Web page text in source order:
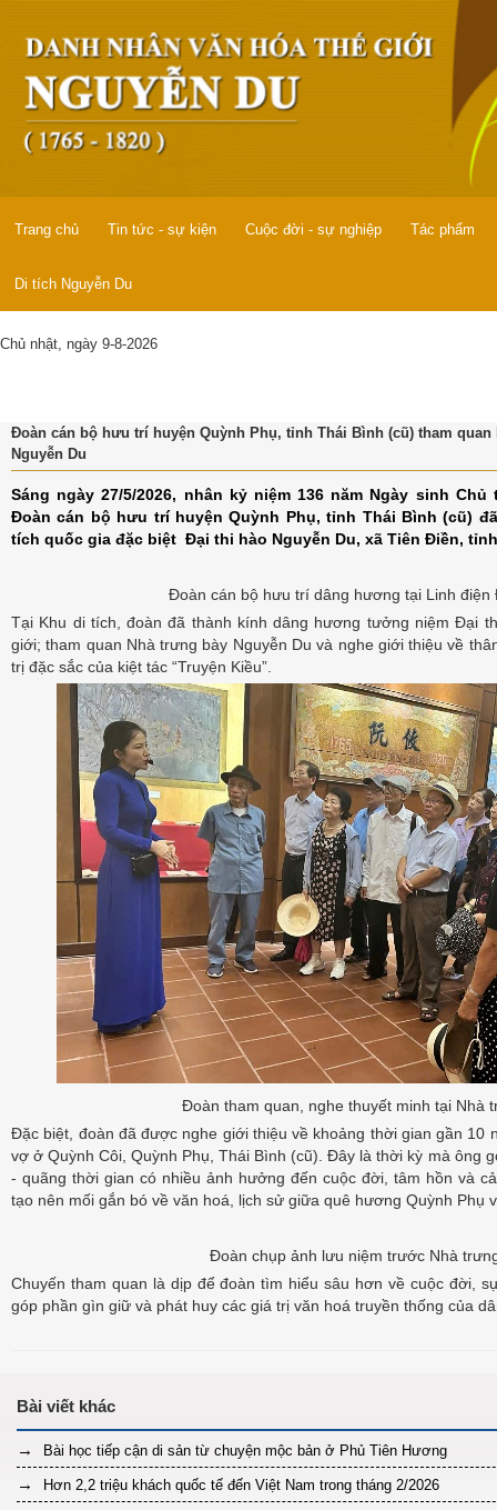
Trang chủ Tin tức - sự kiện Cuộc đời - sự nghiệp Tác phẩm
Di tích Nguyễn Du
Chủ nhật, ngày 9-8-2026
Đoàn cán bộ hưu trí huyện Quỳnh Phụ, tỉnh Thái Bình (cũ) tham
Nguyễn Du
Sáng ngày 27/5/2026, nhân kỷ niệm 136 năm Ngày sinh Chủ
Đoàn cán bộ hưu trí huyện Quỳnh Phụ, tỉnh Thái Bình (cũ)
tích quốc gia đặc biệt Đại thi hào Nguyễn Du, xã Tiên Điền,
Đoàn cán bộ hưu trí dâng hương tại Linh điện
Tại Khu di tích, đoàn đã thành kính dâng hương tưởng niệm Đại
giới; tham quan Nhà trưng bày Nguyễn Du và nghe giới thiệu về
trị đặc sắc của kiệt tác “Truyện Kiều”.
Đoàn tham quan, nghe thuyết minh tại Nhà
Đặc biệt, đoàn đã được nghe giới thiệu về khoảng thời gian gần 10
vợ ở Quỳnh Côi, Quỳnh Phụ, Thái Bình (cũ). Đây là thời kỳ mà ông
- quãng thời gian có nhiều ảnh hưởng đến cuộc đời, tâm hồn và
tạo nên mối gắn bó về văn hoá, lịch sử giữa quê hương Quỳnh Phụ
Đoàn chụp ảnh lưu niệm trước Nhà
Chuyến tham quan là dịp để đoàn tìm hiểu sâu hơn về cuộc đời,
góp phần gìn giữ và phát huy các giá trị văn hoá truyền thống của
Bài học tiếp cận di sản từ chuyện mộc bản ở Phủ Tiên Hương
Hơn 2,2 triệu khách quốc tế đến Việt Nam trong tháng 2/2026